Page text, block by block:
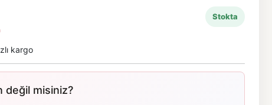
Stokta
kargo
değil misiniz?